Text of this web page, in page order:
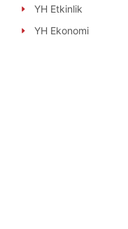
YH Etkinlik
YH Ekonomi